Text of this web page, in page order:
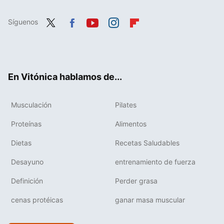
Síguenos
En Vitónica hablamos de...
Musculación Pilates
Proteínas Alimentos
Dietas Recetas Saludables
Desayuno entrenamiento de fuerza
Definición Perder grasa
cenas protéicas ganar masa muscular